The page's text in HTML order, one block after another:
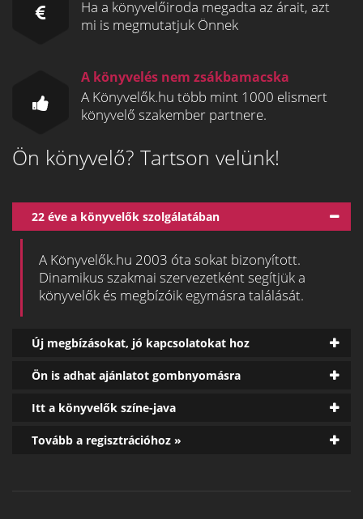
Ha a könyvelőiroda megadta az árait, azt
mi is megmutatjuk Önnek
A könyvelés nem zsákbamacska
A Könyvelők.hu több mint 1000 elismert
könyvelő szakember partnere.
Ön könyvelő? Tartson velünk!
22 éve a könyvelők szolgálatában
A Könyvelők.hu 2003 óta sokat bizonyított.
Dinamikus szakmai szervezetként segítjük a
könyvelők és megbízóik egymásra találását.
Új megbízásokat, jó kapcsolatokat hoz
Ön is adhat ajánlatot gombnyomásra
Itt a könyvelők színe-java
Tovább a regisztrációhoz »